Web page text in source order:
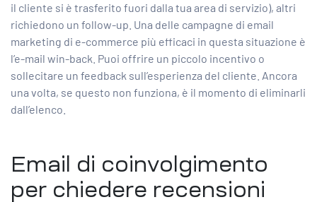
il cliente si è trasferito fuori dalla tua area di servizio), altri
richiedono un follow-up. Una delle campagne di email
marketing di e-commerce più efficaci in questa situazione è
l’e-mail win-back. Puoi offrire un piccolo incentivo o
sollecitare un feedback sull’esperienza del cliente. Ancora
una volta, se questo non funziona, è il momento di eliminarli
dall’elenco.
Email di coinvolgimento
per chiedere recensioni